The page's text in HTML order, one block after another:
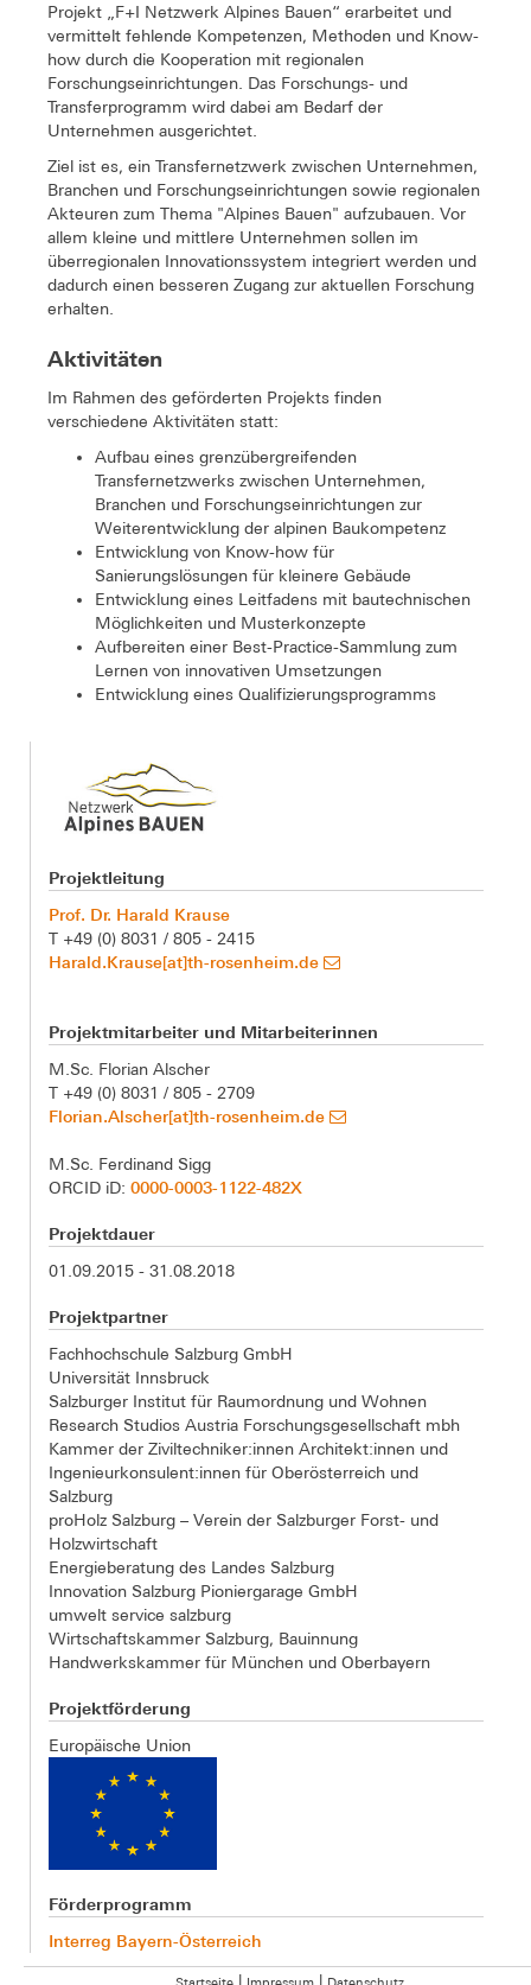
Projekt „F+I Netzwerk Alpines Bauen“ erarbeitet und
vermittelt fehlende Kompetenzen, Methoden und Know-
how durch die Kooperation mit regionalen
Forschungseinrichtungen. Das Forschungs- und
Transferprogramm wird dabei am Bedarf der
Unternehmen ausgerichtet.
Ziel ist es, ein Transfernetzwerk zwischen Unternehmen,
Branchen und Forschungseinrichtungen sowie regionalen
Akteuren zum Thema "Alpines Bauen" aufzubauen. Vor
allem kleine und mittlere Unternehmen sollen im
überregionalen Innovationssystem integriert werden und
dadurch einen besseren Zugang zur aktuellen Forschung
erhalten.
Aktivitäten
Im Rahmen des geförderten Projekts finden
verschiedene Aktivitäten statt:
Aufbau eines grenzübergreifenden
Transfernetzwerks zwischen Unternehmen,
Branchen und Forschungseinrichtungen zur
Weiterentwicklung der alpinen Baukompetenz
Entwicklung von Know-how für
Sanierungslösungen für kleinere Gebäude
Entwicklung eines Leitfadens mit bautechnischen
Möglichkeiten und Musterkonzepte
Aufbereiten einer Best-Practice-Sammlung zum
Lernen von innovativen Umsetzungen
Entwicklung eines Qualifizierungsprogramms
Projektleitung
Prof. Dr. Harald Krause
T +49 (0) 8031 / 805 - 2415
Harald.Krause[at]th-rosenheim.de
Projektmitarbeiter und Mitarbeiterinnen
M.Sc. Florian Alscher
T +49 (0) 8031 / 805 - 2709
Florian.Alscher[at]th-rosenheim.de
M.Sc. Ferdinand Sigg
ORCID iD: 0000-0003-1122-482X
Projektdauer
01.09.2015 - 31.08.2018
Projektpartner
Fachhochschule Salzburg GmbH
Universität Innsbruck
Salzburger Institut für Raumordnung und Wohnen
Research Studios Austria Forschungsgesellschaft mbh
Kammer der Ziviltechniker:innen Architekt:innen und
Ingenieurkonsulent:innen für Oberösterreich und
Salzburg
proHolz Salzburg – Verein der Salzburger Forst- und
Holzwirtschaft
Energieberatung des Landes Salzburg
Innovation Salzburg Pioniergarage GmbH
umwelt service salzburg
Wirtschaftskammer Salzburg, Bauinnung
Handwerkskammer für München und Oberbayern
Projektförderung
Europäische Union
Förderprogramm
Interreg Bayern-Österreich